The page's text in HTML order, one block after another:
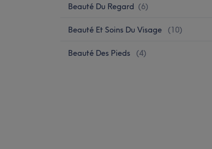
Beauté Du Regard (6)
Beauté Et Soins Du Visage (10)
Beauté Des Pieds (4)